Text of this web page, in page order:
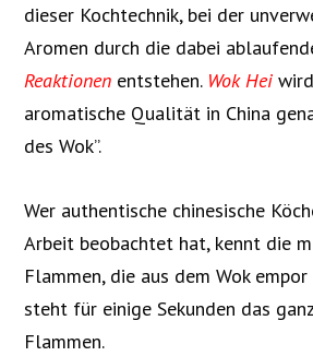
dieser Kochtechnik, bei der
Aromen durch die dabei
Reaktionen entstehen. Wok Hei
aromatische Qualität in China
des Wok”.
Wer authentische chinesische
Arbeit beobachtet hat, kennt die
Flammen, die aus dem Wok
steht für einige Sekunden das
Flammen.